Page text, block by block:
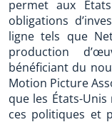
permet aux
obligations
ligne tels que
production
bénéficiant du
Motion Picture
que les États-
ces politiques et